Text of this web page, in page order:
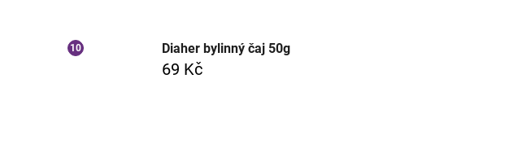
Diaher bylinný čaj 50g
69 Kč